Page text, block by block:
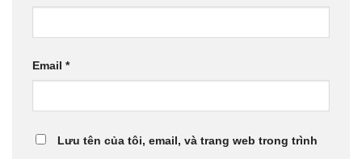
Email *
Lưu tên của tôi, email, và trang web trong trình